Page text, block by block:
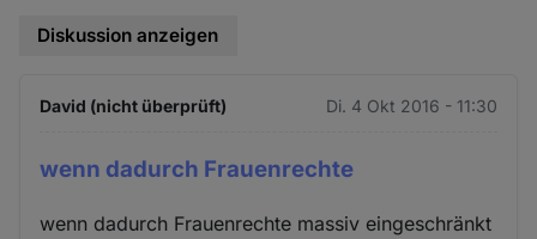
Diskussion anzeigen
David (nicht überprüft) Di. 4 Okt 2016 - 11:30
wenn dadurch Frauenrechte
wenn dadurch Frauenrechte massiv eingeschränkt